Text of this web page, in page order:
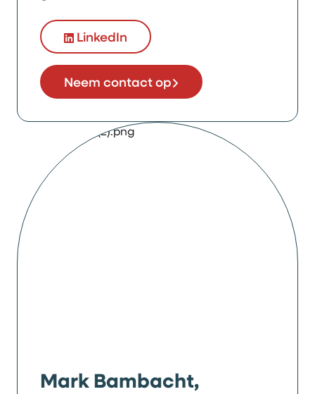
LinkedIn
Neem contact op
Mark Bambacht,